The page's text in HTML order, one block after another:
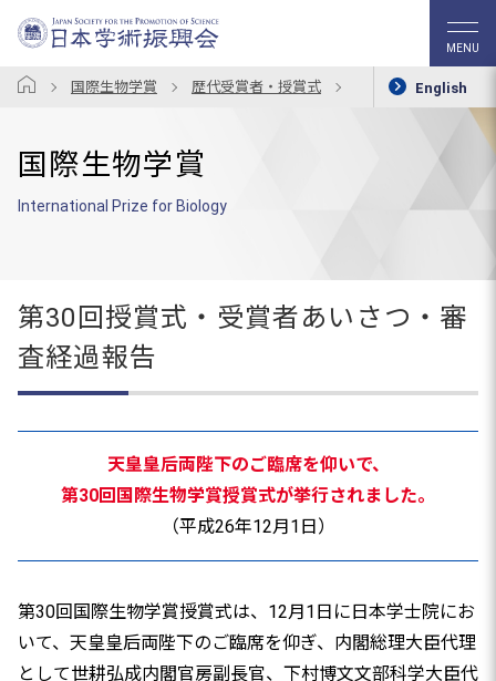
MENU
国際生物学賞 歴代受賞者・授賞式 第30回授賞式・受
English
国際生物学賞
International Prize for Biology
第30回授賞式・受賞者あいさつ・審
査経過報告
天皇皇后両陛下のご臨席を仰いで、
第30回国際生物学賞授賞式が挙行されました。
（平成26年12月1日）
第30回国際生物学賞授賞式は、12月1日に日本学士院にお
いて、天皇皇后両陛下のご臨席を仰ぎ、内閣総理大臣代理
として世耕弘成内閣官房副長官、下村博文文部科学大臣代